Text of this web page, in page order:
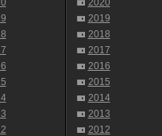
2020
2019
2018
2017
2016
2015
2014
2013
2012